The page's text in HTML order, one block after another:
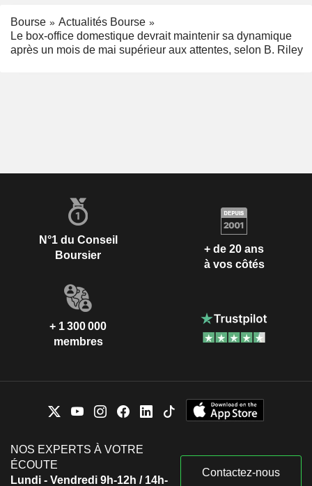
Bourse
Actualités Bourse
Le box-office domestique devrait maintenir sa dynamique
après un mois de mai supérieur aux attentes, selon B. Riley
N°1 du Conseil
Boursier
+ de 20 ans
à vos côtés
+ 1 300 000
membres
NOS EXPERTS À VOTRE
ÉCOUTE
Lundi - Vendredi 9h-12h / 14h-
Contactez-nous